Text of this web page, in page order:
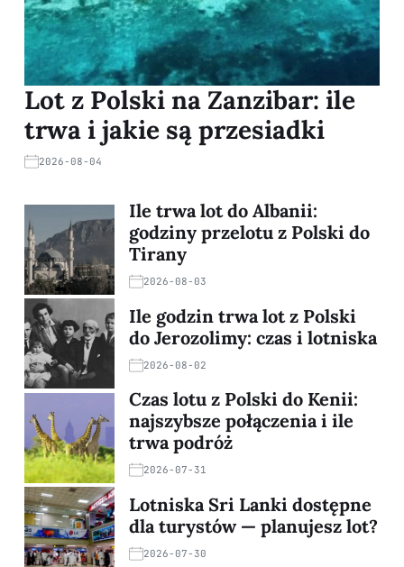
Lot z Polski na Zanzibar: ile
trwa i jakie są przesiadki
2026-08-04
Ile trwa lot do Albanii:
godziny przelotu z Polski do
Tirany
2026-08-03
Ile godzin trwa lot z Polski
do Jerozolimy: czas i lotniska
2026-08-02
Czas lotu z Polski do Kenii:
najszybsze połączenia i ile
trwa podróż
2026-07-31
Lotniska Sri Lanki dostępne
dla turystów — planujesz lot?
2026-07-30